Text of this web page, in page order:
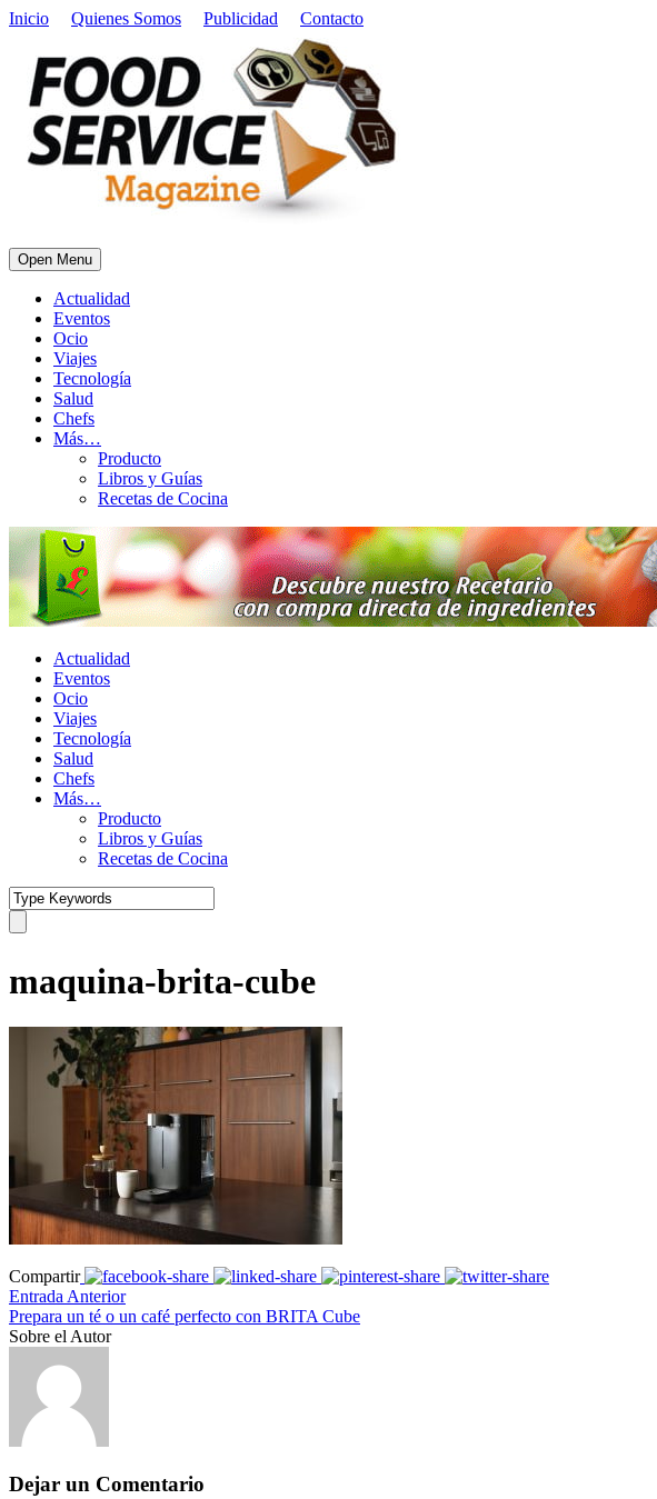
Inicio Quienes Somos Publicidad Contacto
Open Menu
Actualidad
Eventos
Ocio
Viajes
Tecnología
Salud
Chefs
Más…
Producto
Libros y Guías
Recetas de Cocina
Actualidad
Eventos
Ocio
Viajes
Tecnología
Salud
Chefs
Más…
Producto
Libros y Guías
Recetas de Cocina
maquina-brita-cube
Compartir
Entrada Anterior
Prepara un té o un café perfecto con BRITA Cube
Sobre el Autor
Dejar un Comentario